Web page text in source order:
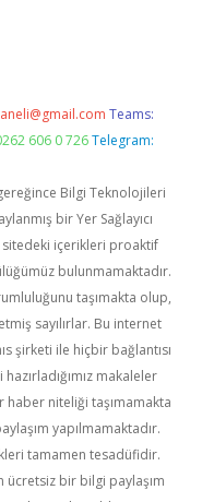
Teams:
606 0 726 Telegram:
Bilgi Teknolojileri
bir Yer Sağlayıcı
içerikleri proaktif
bulunmamaktadır.
taşımakta olup,
sayılırlar. Bu internet
şirketi ile hiçbir bağlantısı
makaleler
haber niteliği taşımamakta
yapılmamaktadır.
tamamen tesadüfidir.
ücretsiz bir bilgi paylaşım